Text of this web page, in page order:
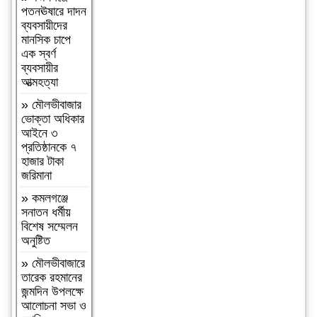
আলী সিনিয়র
ফাজিল ডিগ্রি
মাদ্রাসায়
বৃক্ষরোপণ
কর্মসূচি সম্পন্ন
»নওগাঁ
পত্নীতলা
ব্যাটালিয়নের
অভিযানে, কষ্টি
পাথরের বিষ্ণু
মূর্তি উদ্ধার
»চট্টগ্রাম
ফোরামের
প্রতিষ্ঠাবার্ষিকীতে
ব‍্যারিস্টার
মনোয়ার-
চট্টগ্রামের
পরিকল্পিত
উন্নয়নে নাগরিক
ফোরাম কাজ
পতনঊষারে দাদন
ব্যবসায়ীদের
মানসিক চাপে
এক স্বর্ণ
ব্যবসায়ীর
আত্মহত্যা
»মৌলভীবাজার
ভোক্তা অধিকার
আইনে ৩
প্রতিষ্ঠানকে ৭
হাজার টাকা
জরিমানা
»কমলগঞ্জে
সনাতন ধর্মীয়
বিশেষ সম্মেলন
অনুষ্টিত
»মৌলভীবাজারে
তারেক রহমানের
জন্মদিন উপলক্ষে
আলোচনা সভা ও